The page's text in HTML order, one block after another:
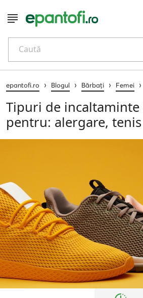
Caută
epantofi.ro › Blogul › Bărbați › Femei ›
Tipuri de
pentru: alergare,
Bărbați